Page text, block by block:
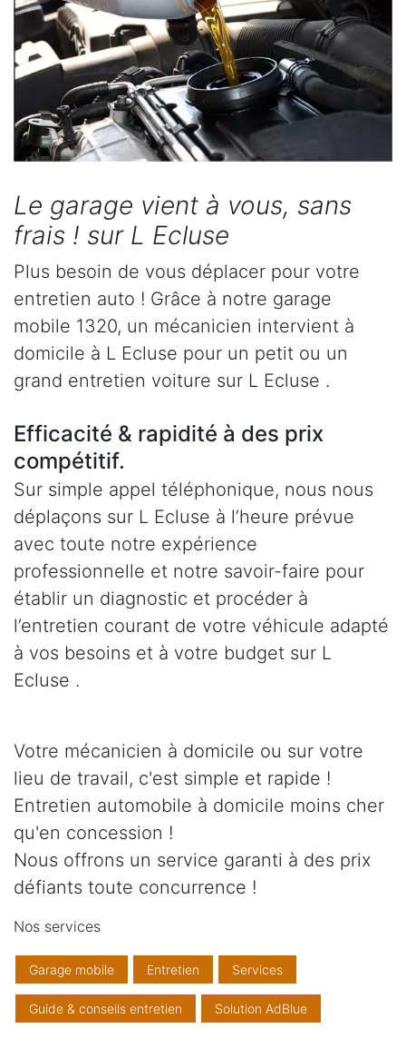
Le garage vient à vous, sans
frais ! sur L Ecluse
Plus besoin de vous déplacer pour votre
entretien auto ! Grâce à notre garage
mobile 1320, un mécanicien intervient à
domicile à L Ecluse pour un petit ou un
grand entretien voiture sur L Ecluse .
Efficacité & rapidité à des prix
compétitif.
Sur simple appel téléphonique, nous nous
déplaçons sur L Ecluse à l’heure prévue
avec toute notre expérience
professionnelle et notre savoir-faire pour
établir un diagnostic et procéder à
l’entretien courant de votre véhicule adapté
à vos besoins et à votre budget sur L
Ecluse .
Votre mécanicien à domicile ou sur votre
lieu de travail, c'est simple et rapide !
Entretien automobile à domicile moins cher
qu'en concession !
Nous offrons un service garanti à des prix
défiants toute concurrence !
Nos services
Garage mobile Entretien Services
Guide & conseils entretien Solution AdBlue